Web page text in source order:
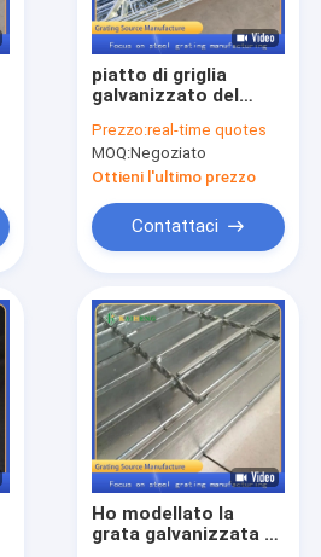
piatto di griglia
galvanizzato del
immersione calda
19w4 per la
copertura della
fossa
Prezzo:real-time quotes
MOQ:Negoziato
Ottieni l'ultimo prezzo
Contattaci
Ho modellato la
grata galvanizzata di